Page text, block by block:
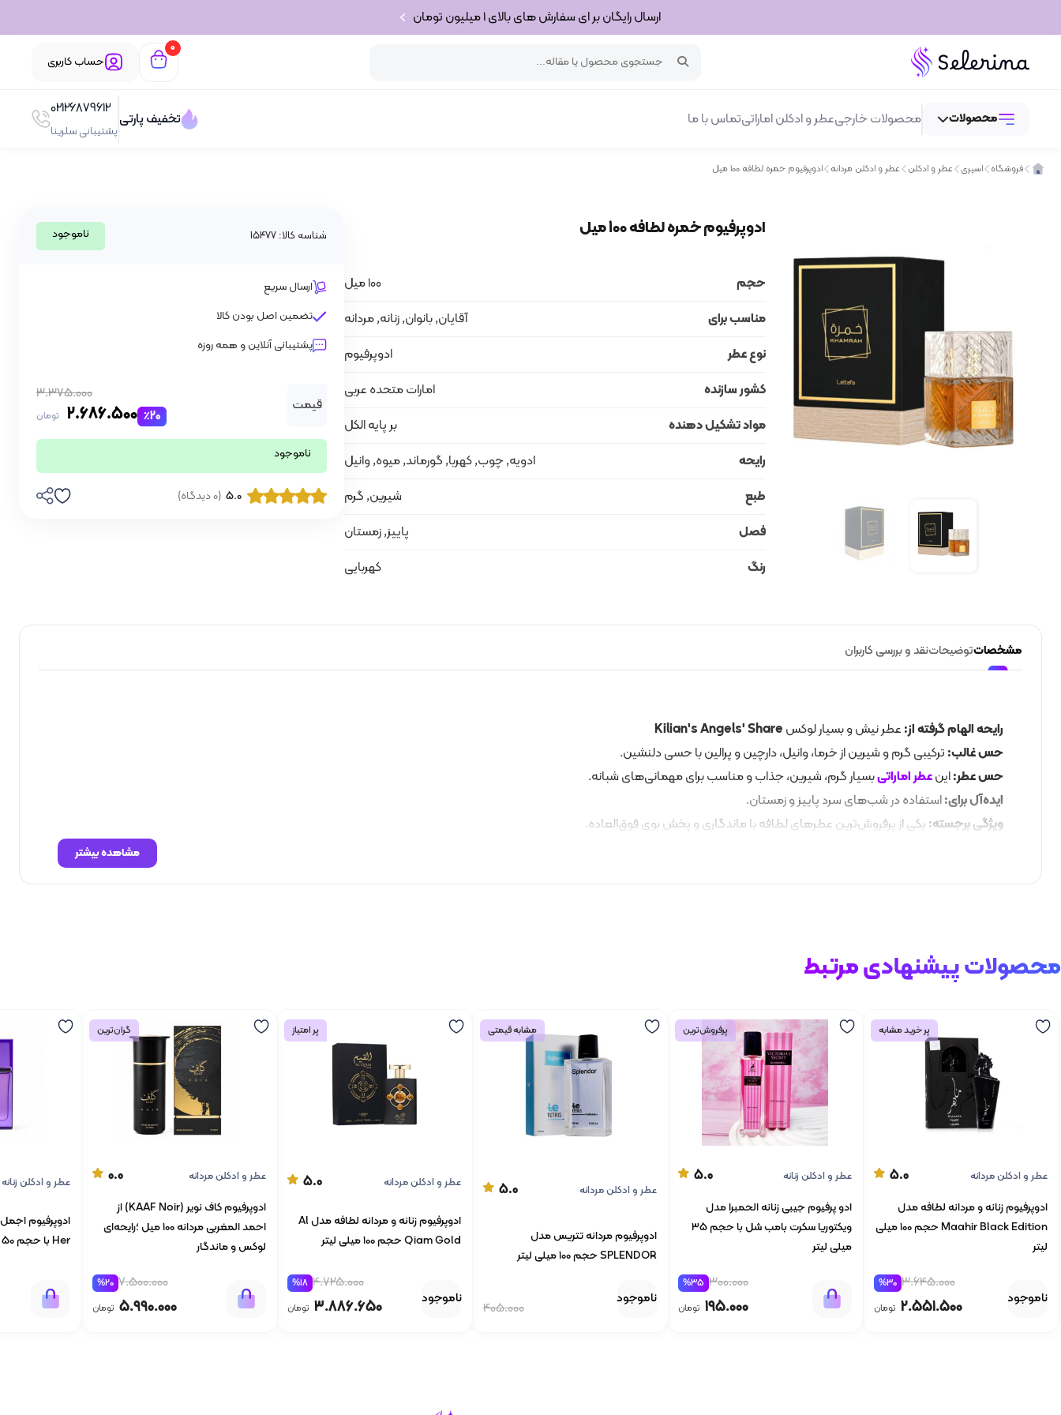
ارسال رایگان بر ای سفارش های بالای 1 میلیون تومان
0
حساب کاربری
محصولات
بهداشتی و مراقبتی
محصولات خارجیعطر و ادکلن اماراتیتماس با ما تخفیف پارتی
02126879612
پشتیبانی سلرینا
فروشگاه اسپری عطر و ادکلن عطر و ادکلن مردانه ادوپرفیوم خمره لطافه 100 میل
ادوپرفیوم خمره لطافه 100 میل
حجم
100 میل
مناسب برای
آقایان, بانوان, زنانه, مردانه
نوع عطر
ادوپرفیوم
کشور سازنده
امارات متحده عربی
مواد تشکیل دهنده
بر پایه الکل
رایحه
ادویه, چوب, کهربا, گورماند, میوه, وانیل
طبع
شیرین, گرم
فصل
پاییز, زمستان
رنگ
کهربایی
شناسه کالا: 15477 ناموجود
ارسال سریع
تضمین اصل بودن کالا
پشتیبانی آنلاین و همه روزه
قیمت
3.375.000
2.686.500 تومان ٪20
ناموجود
5.0 (0 دیدگاه)
مشخصاتتوضیحاتنقد و بررسی کاربران
رایحه الهام گرفته از: عطر نیش و بسیار لوکس Kilian's Angels' Share
حس غالب: ترکیبی گرم و شیرین از خرما، وانیل، دارچین و پرالین با حسی دلنشین.
حس عطر:اینعطر اماراتیبسیار گرم، شیرین، جذاب و مناسب برای مهمانی‌های شبانه.
ایده‌آل برای:استفاده در شب‌های سرد پاییز و زمستان.
ویژگی برجسته: یکی از پرفروش‌ترین عطرهای لطافه با ماندگاری و پخش بوی فوق‌العاده.
مشاهده بیشتر
محصولات پیشنهادی مرتبط
پر خرید مشابه
عطر و ادکلن مردانه 5.0
ادوپرفیوم زنانه و مردانه لطافه مدل
Maahir Black Edition حجم 100 میلی
لیتر
3.645.000
%30
2.551.500 تومان
ناموجود
پرفروش‌ترین
عطر و ادکلن زنانه 5.0
ادو پرفیوم جیبی زنانه الحمبرا مدل
ویکتوریا سکرت بامب شل با حجم 35
میلی لیتر
300.000
%35
195.000 تومان
مشابه قیمتی
عطر و ادکلن مردانه 5.0
ادوپرفیوم مردانه تتریس مدل
SPLENDOR حجم 100 میلی لیتر
405.000
ناموجود
پر امتیاز
عطر و ادکلن مردانه 5.0
ادوپرفیوم زنانه و مردانه لطافه مدل Al
Qiam Gold حجم 100 میلی لیتر
4.725.000
%18
3.886.650 تومان
ناموجود
گران‌ترین
عطر و ادکلن مردانه 0.0
ادوپرفیوم کاف نویر (KAAF Noir) از
احمد المغربی مردانه 100 میل ؛رایحه‌ای
لوکس و ماندگار
7.500.000
%20
5.990.000 تومان
عطر و ادکلن زنانه
Her با حجم 50 میلی لیتر